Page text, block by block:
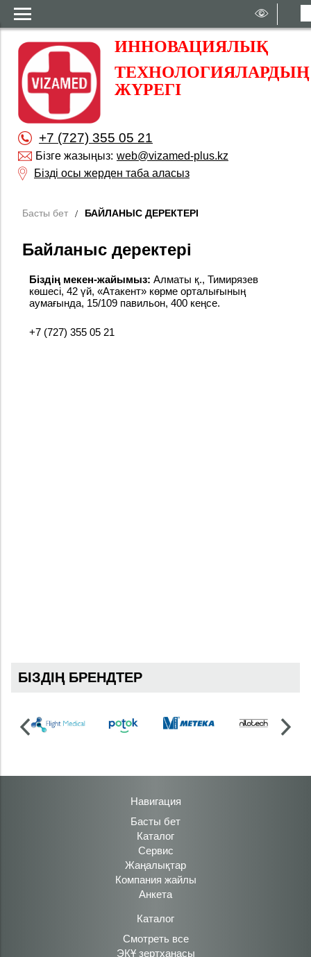
ИННОВАЦИЯЛЫҚ
ТЕХНОЛОГИЯЛАРДЫҢ
ЖҮРЕГІ
+7 (727) 355 05 21
Бізге жазыңыз: web@vizamed-plus.kz
Бізді осы жерден таба аласыз
Басты бет БАЙЛАНЫС ДЕРЕКТЕРІ
Байланыс деректері
Біздің мекен-жайымыз: Алматы қ., Тимирязев
көшесі, 42 үй, «Атакент» көрме орталығының
аумағында, 15/109 павильон, 400 кеңсе.
+7 (727) 355 05 21
БІЗДІҢ БРЕНДТЕР
Навигация
Басты бет
Каталог
Сервис
Жаңалықтар
Компания жайлы
Анкета
Каталог
Смотреть все
ЭКҰ зертханасы